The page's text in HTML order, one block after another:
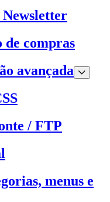
Newsletter
compras
avançada
/ FTP
menus e